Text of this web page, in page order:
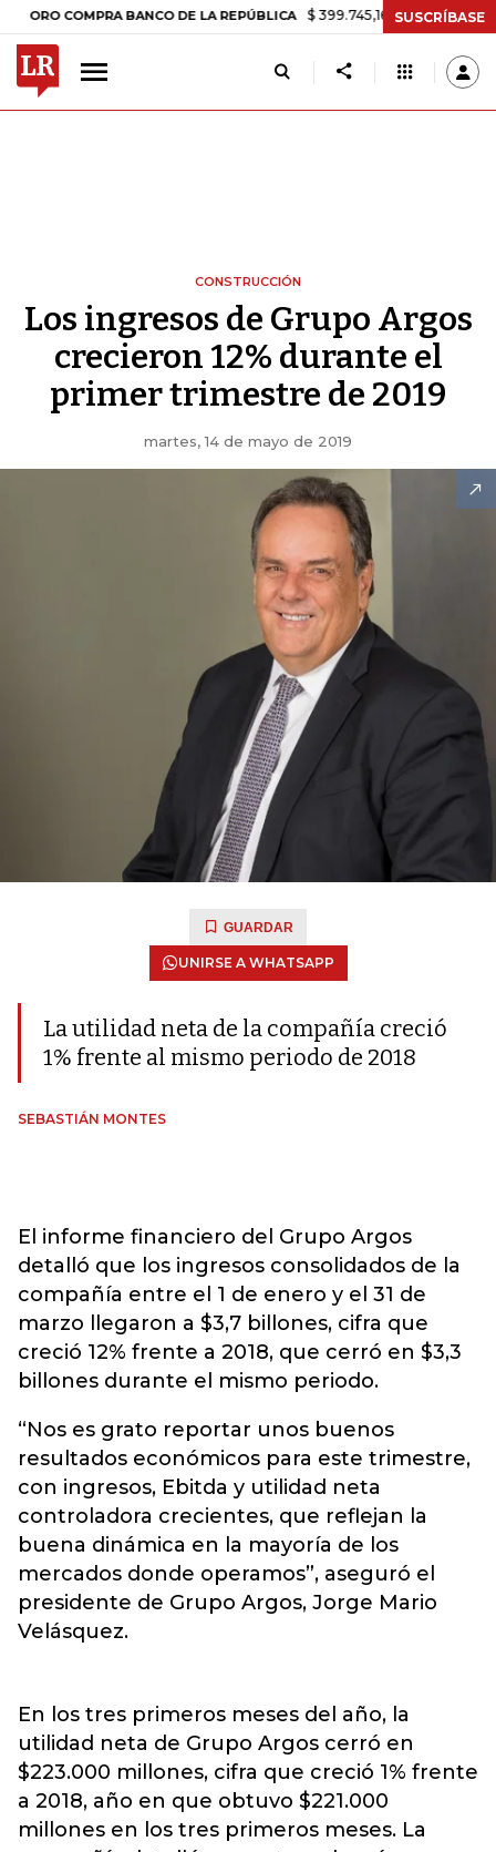
COMPRA BANCO DE LA REPÚBLICA $ 399.745,16 +$ 2.295,71 +0,58%
SUSCRÍBASE
CONSTRUCCIÓN
Los ingresos de Grupo Argos
crecieron 12% durante el
primer trimestre de 2019
martes, 14 de mayo de 2019
GUARDAR
UNIRSE A WHATSAPP
La utilidad neta de la compañía creció
1% frente al mismo periodo de 2018
SEBASTIÁN MONTES
El informe financiero del Grupo Argos
detalló que los ingresos consolidados de la
compañía entre el 1 de enero y el 31 de
marzo llegaron a $3,7 billones, cifra que
creció 12% frente a 2018, que cerró en $3,3
billones durante el mismo periodo.
“Nos es grato reportar unos buenos
resultados económicos para este trimestre,
con ingresos, Ebitda y utilidad neta
controladora crecientes, que reflejan la
buena dinámica en la mayoría de los
mercados donde operamos”, aseguró el
presidente de Grupo Argos, Jorge Mario
Velásquez.
En los tres primeros meses del año, la
utilidad neta de Grupo Argos cerró en
$223.000 millones, cifra que creció 1% frente
a 2018, año en que obtuvo $221.000
millones en los tres primeros meses. La